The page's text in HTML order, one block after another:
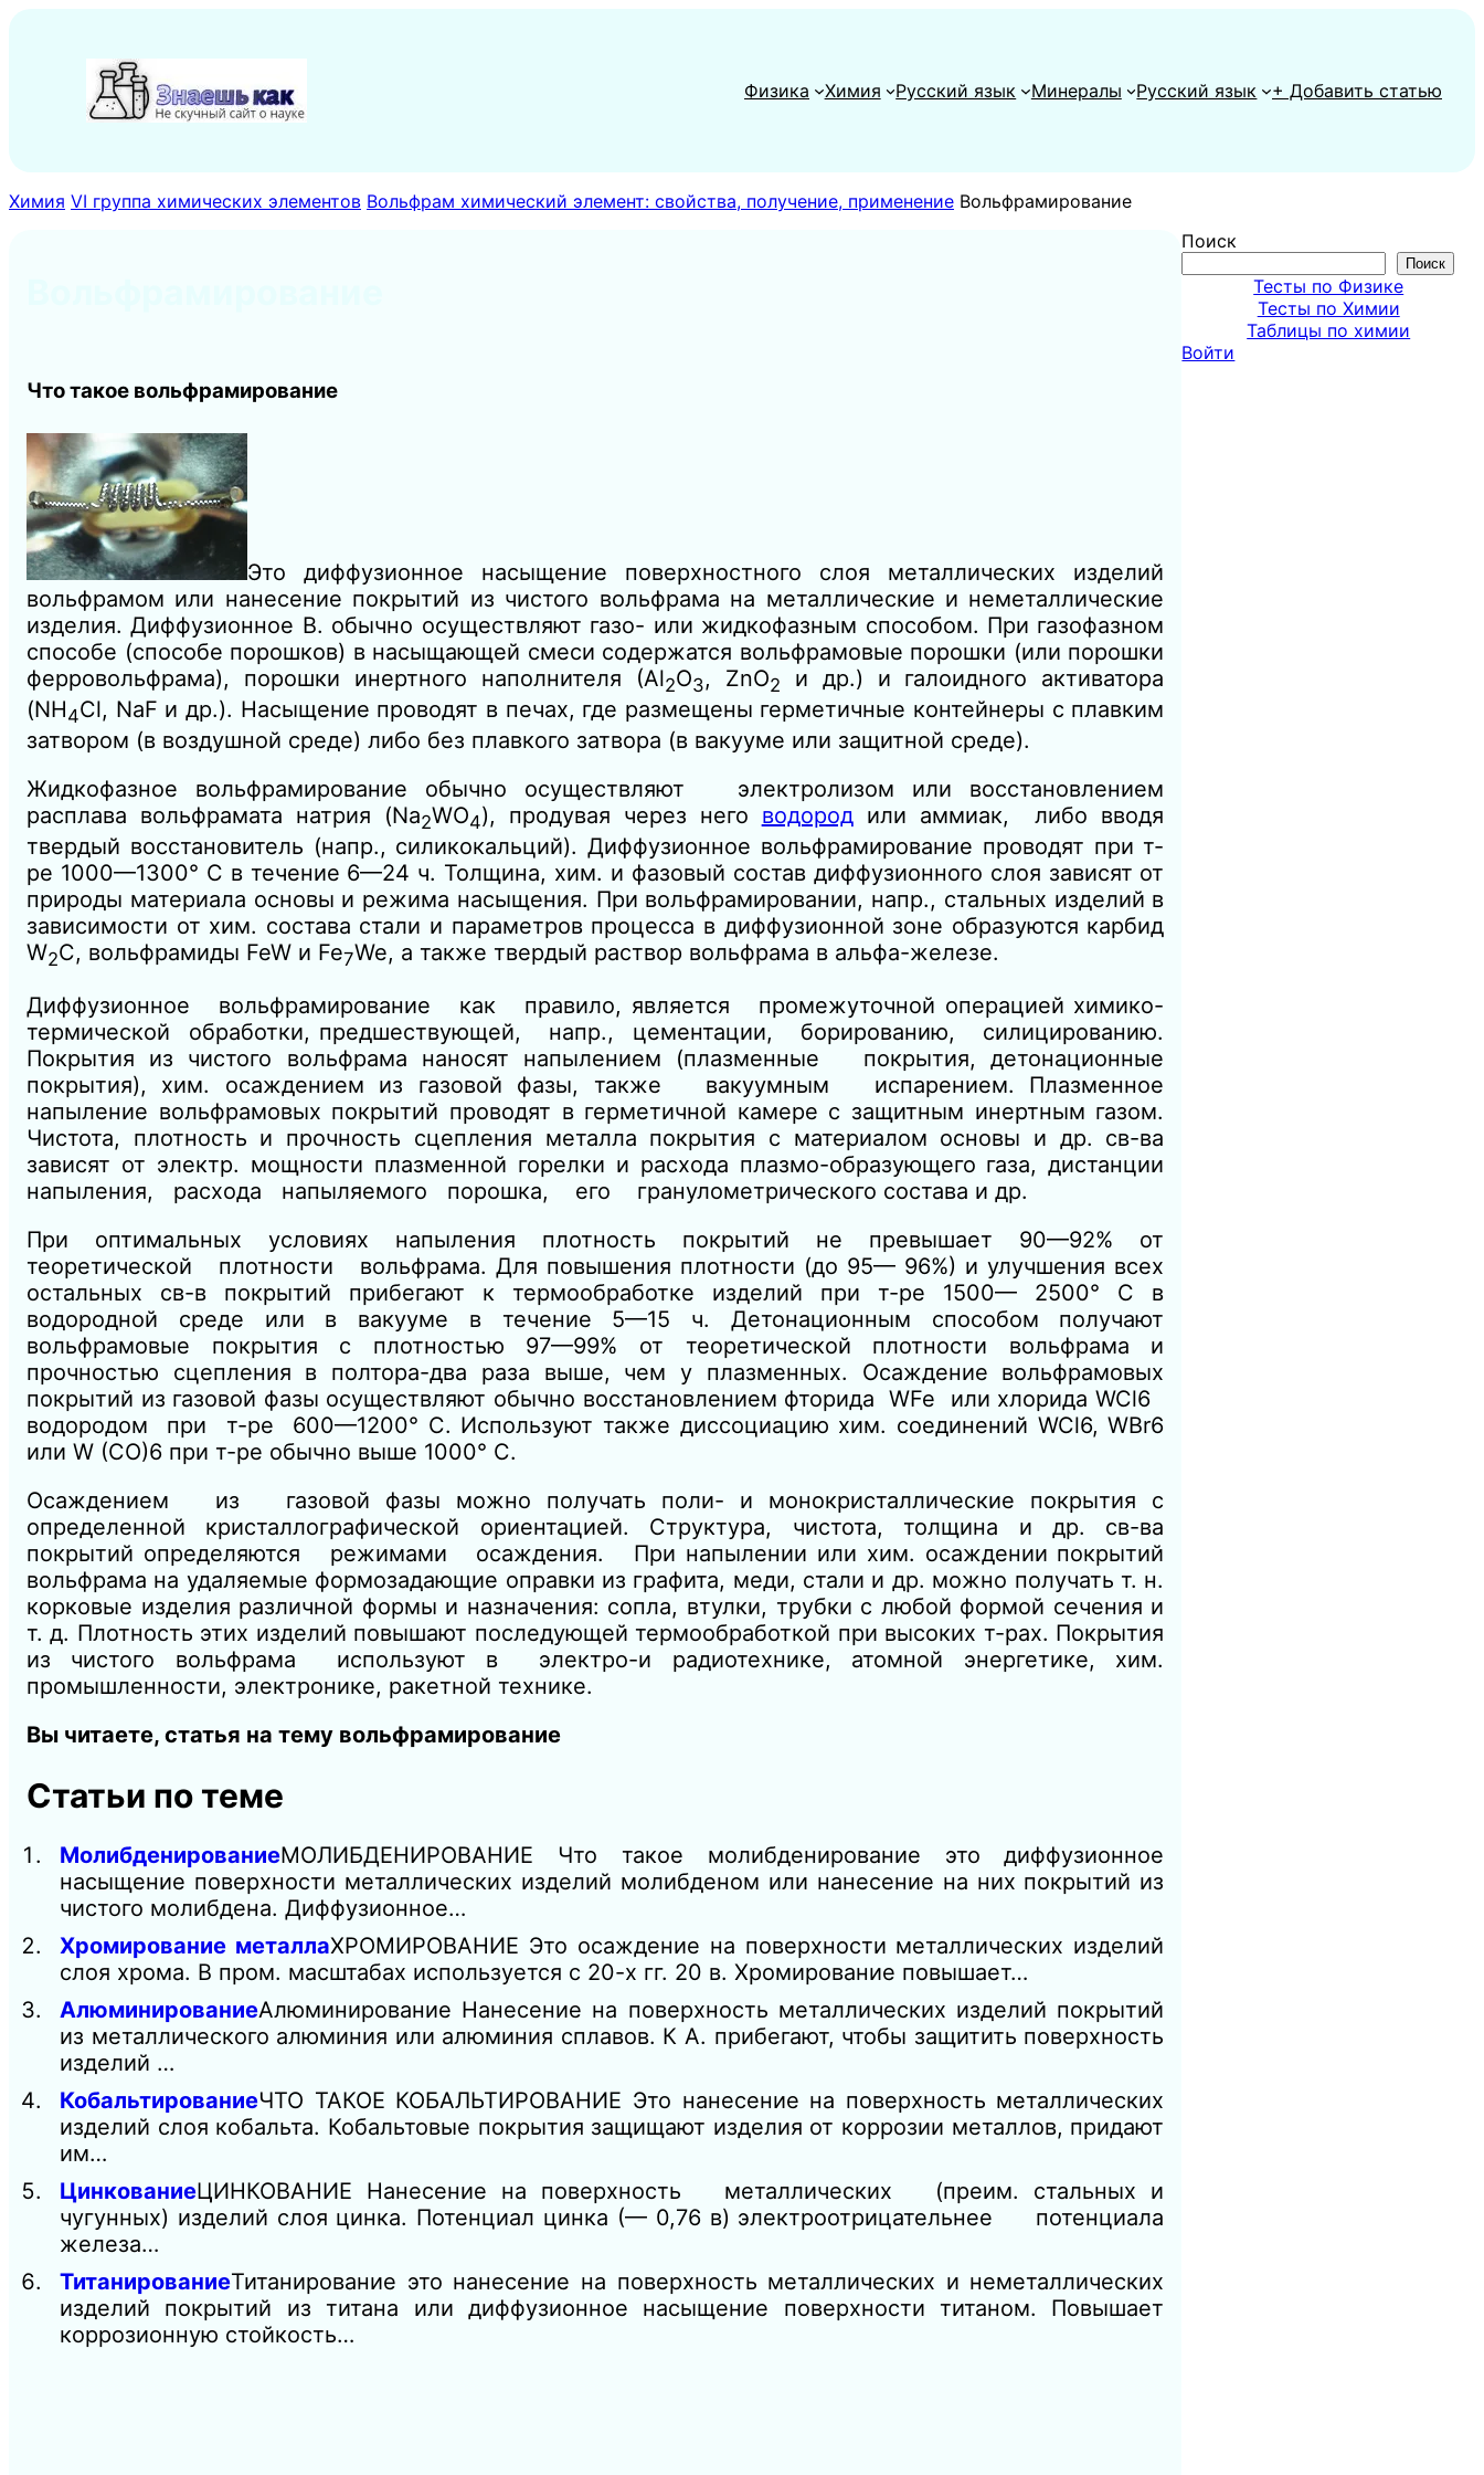
содержимому
Физика
Химия Русский язык Минералы Русский язык + Добавить статью
Химия VI группа химических элементов Вольфрам химический элемент: свойства, получение, применение Вольфрамирование
Что такое вольфрамирование
Это диффузионное насыщение поверхностного слоя металлических изделий
вольфрамом или нанесение покрытий из чистого вольфрама на металлические и неметаллические
изделия. Диффузионное В. обычно осуществляют газо- или жидкофазным способом. При газофазном
способе (способе порошков) в насыщающей смеси содержатся вольфрамовые порошки (или порошки
ферровольфрама), порошки инертного наполнителя (Аl2О3, ZnО2
и др.) и галоидного активатора
(NH4Cl, NaF и др.). Насыщение проводят в печах, где размещены герметичные контейнеры с плавким
затвором (в воздушной среде) либо без плавкого затвора (в вакууме или защитной среде).
Жидкофазное вольфрамирование обычно осуществляют электролизом или восстановлением
расплава вольфрамата натрия (Na2WО4), продувая через него водородили аммиак, либо вводя
твердый восстановитель (напр., силикокальций). Диффузионное вольфрамирование проводят при т-
ре 1000—1300° С в течение 6—24 ч. Толщина, хим. и фазовый состав диффузионного слоя зависят от
природы материала основы и режима насыщения. При вольфрамировании, напр., стальных изделий в
зависимости от хим. состава стали и параметров процесса в диффузионной зоне образуются карбид
W2С, вольфрамиды FeW и Fe7We, а также твердый раствор вольфрама в альфа-железе.
Диффузионное вольфрамирование как правило, является промежуточной операцией химико-
термической обработки, предшествующей, напр., цементации, борированию, силицированию.
Покрытия из чистого вольфрама наносят напылением (плазменные покрытия, детонационные
покрытия), хим. осаждением из газовой фазы, также вакуумным испарением. Плазменное
напыление вольфрамовых покрытий проводят в герметичной камере с защитным инертным газом.
Чистота, плотность и прочность сцепления металла покрытия с материалом основы и др. св-ва
зависят от электр. мощности плазменной горелки и расхода плазмо-образующего газа, дистанции
напыления, расхода напыляемого порошка, его гранулометрического состава и др.
При оптимальных условиях напыления плотность покрытий не превышает 90—92% от
теоретической плотности вольфрама. Для повышения плотности (до 95— 96%) и улучшения всех
остальных св-в покрытий прибегают к термообработке изделий при т-ре 1500— 2500° С в
водородной среде или в вакууме в течение 5—15 ч. Детонационным способом получают
вольфрамовые покрытия с плотностью 97—99% от теоретической плотности вольфрама и
прочностью сцепления в полтора-два раза выше, чем у плазменных. Осаждение вольфрамовых
покрытий из газовой фазы осуществляют обычно восстановлением фторида WFe или хлорида WCl6
водородом при т-ре 600—1200° С. Используют также диссоциацию хим. соединений WCl6, WBr6
или W (СО)6 при т-ре обычно выше 1000° С.
Осаждением из газовой фазы можно получать поли- и монокристаллические покрытия с
определенной кристаллографической ориентацией. Структура, чистота, толщина и др. св-ва
покрытий определяются режимами осаждения. При напылении или хим. осаждении покрытий
вольфрама на удаляемые формозадающие оправки из графита, меди, стали и др. можно получать т. н.
корковые изделия различной формы и назначения: сопла, втулки, трубки с любой формой сечения и
т. д. Плотность этих изделий повышают последующей термообработкой при высоких т-рах. Покрытия
из чистого вольфрама используют в электро-и радиотехнике, атомной энергетике, хим.
промышленности, электронике, ракетной технике.
Вы читаете, статья на тему вольфрамирование
Статьи по теме
МолибденированиеМОЛИБДЕНИРОВАНИЕ Что такое молибденирование это диффузионное
насыщение поверхности металлических изделий молибденом или нанесение на них покрытий из
чистого молибдена. Диффузионное…
Хромирование металлаХРОМИРОВАНИЕ Это осаждение на поверхности металлических изделий
слоя хрома. В пром. масштабах используется с 20-х гг. 20 в. Хромирование повышает…
АлюминированиеАлюминирование Нанесение на поверхность металлических изделий покрытий
из металлического алюминия или алюминия сплавов. К А. прибегают, чтобы защитить поверхность
изделий …
КобальтированиеЧТО ТАКОЕ КОБАЛЬТИРОВАНИЕ Это нанесение на поверхность металлических
изделий слоя кобальта. Кобальтовые покрытия защищают изделия от коррозии металлов, придают
им…
ЦинкованиеЦИНКОВАНИЕ Нанесение на поверхность металлических (преим. стальных и
чугунных) изделий слоя цинка. Потенциал цинка (— 0,76 в) электроотрицательнее потенциала
железа…
ТитанированиеТитанирование это нанесение на поверхность металлических и неметаллических
изделий покрытий из титана или диффузионное насыщение поверхности титаном. Повышает
коррозионную стойкость…
Поиск
Поиск
Тесты по Физике
Тесты по Химии
Таблицы по химии
Войти